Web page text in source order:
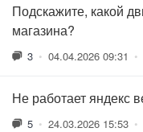
Подскажите, какой
магазина?
3 • 04.04.2026 09:31 •
Не работает яндекс
5 • 24.03.2026 15:53 •